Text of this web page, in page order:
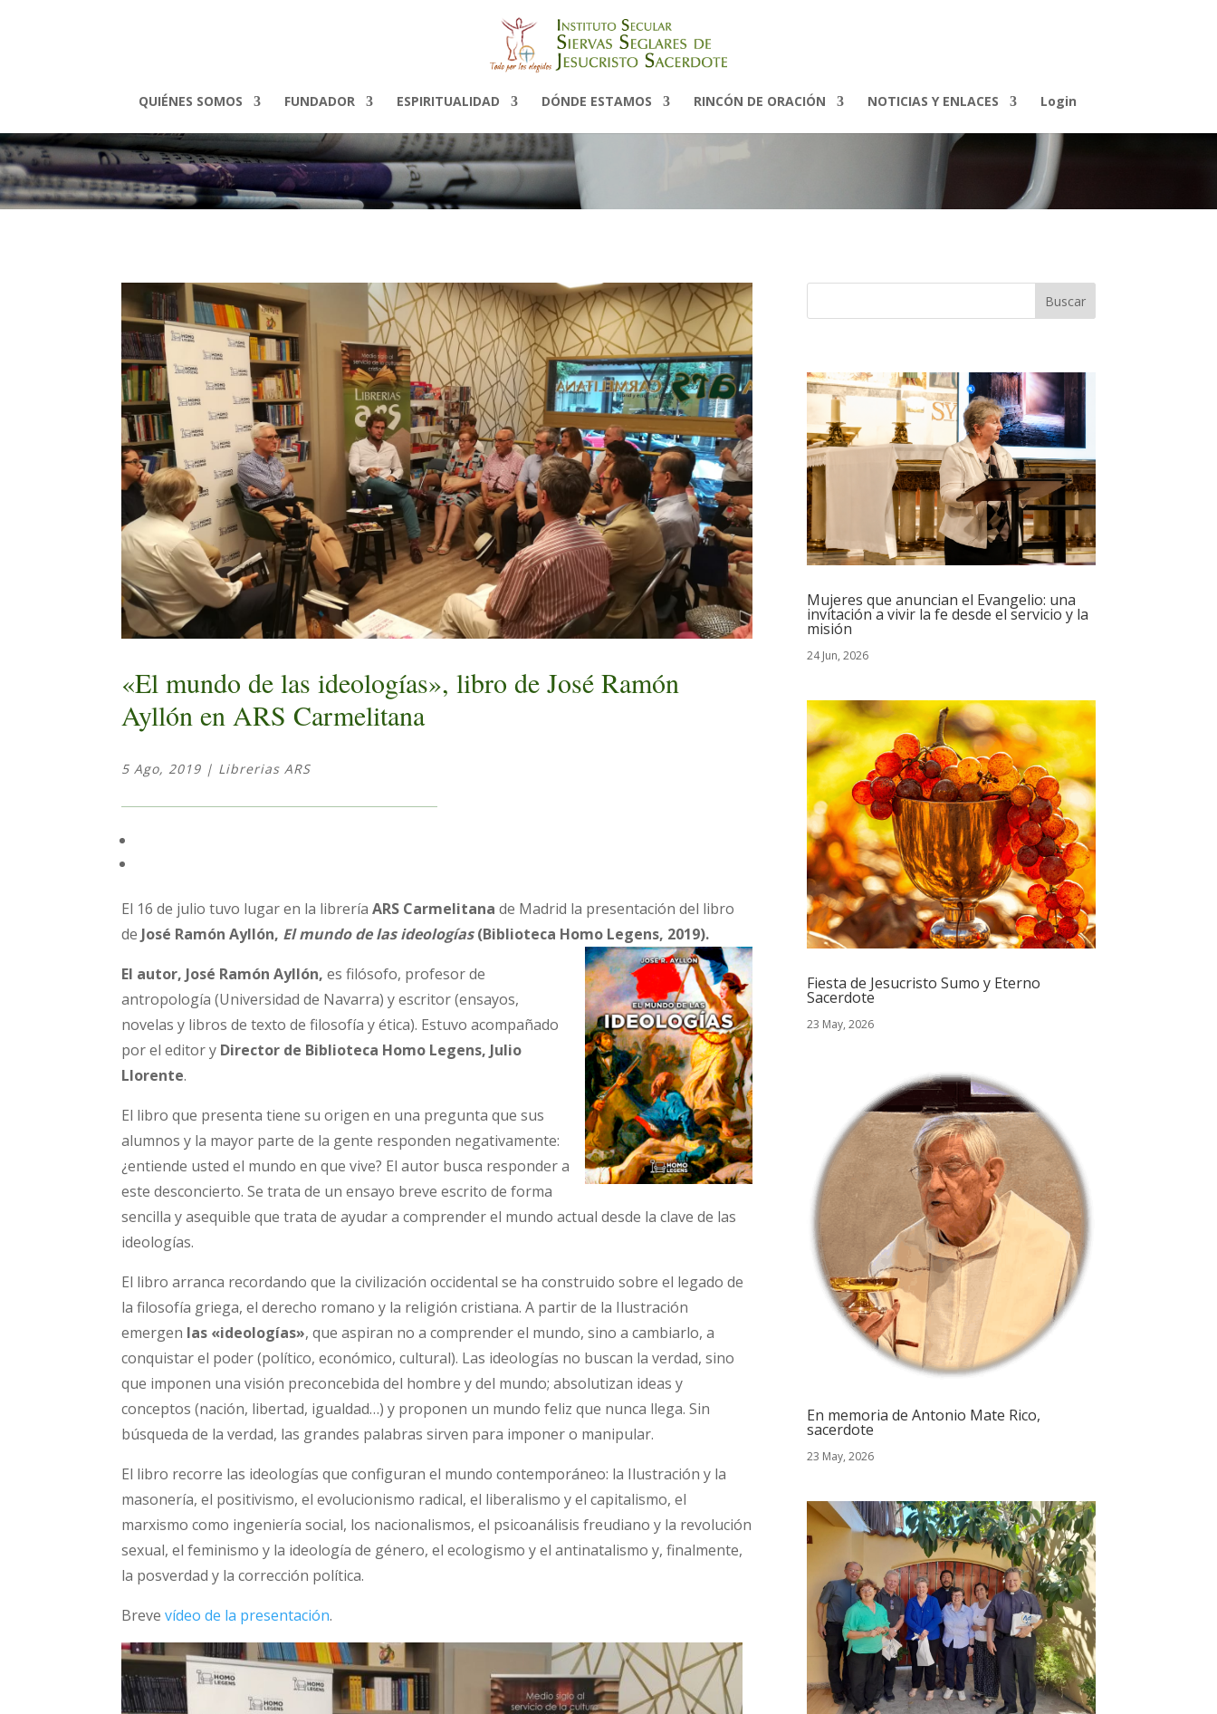
QUIÉNES SOMOS FUNDADOR ESPIRITUALIDAD DÓNDE ESTAMOS RINCÓN DE ORACIÓN NOTICIAS Y ENLACES Login
Noticias
«El mundo de las ideologías», libro de José Ramón
Ayllón en ARS Carmelitana
5 Ago, 2019 | Librerias ARS
El 16 de julio tuvo lugar en la libreríaARS Carmelitana de Madrid la presentación del libro
de José Ramón Ayllón, El mundo de las ideologías(Biblioteca Homo Legens, 2019).
El autor, José Ramón Ayllón, es filósofo, profesor de
antropología (Universidad de Navarra) y escritor (ensayos,
novelas y libros de texto de filosofía y ética). Estuvo acompañado
por el editor y Director de Biblioteca Homo Legens, Julio
Llorente.
El libro que presenta tiene su origen en una pregunta que sus
alumnos y la mayor parte de la gente responden negativamente:
¿entiende usted el mundo en que vive? El autor busca responder a
este desconcierto. Se trata de un ensayo breve escrito de forma
sencilla y asequible que trata de ayudar a comprender el mundo actual desde la clave de las
ideologías.
El libro arranca recordando que la civilización occidental se ha construido sobre el legado de
la filosofía griega, el derecho romano y la religión cristiana. A partir de la Ilustración
emergen las «ideologías», que aspiran no a comprender el mundo, sino a cambiarlo, a
conquistar el poder (político, económico, cultural). Las ideologías no buscan la verdad, sino
que imponen una visión preconcebida del hombre y del mundo; absolutizan ideas y
conceptos (nación, libertad, igualdad…) y proponen un mundo feliz que nunca llega. Sin
búsqueda de la verdad, las grandes palabras sirven para imponer o manipular.
El libro recorre las ideologías que configuran el mundo contemporáneo: la Ilustración y la
masonería, el positivismo, el evolucionismo radical, el liberalismo y el capitalismo, el
marxismo como ingeniería social, los nacionalismos, el psicoanálisis freudiano y la revolución
sexual, el feminismo y la ideología de género, el ecologismo y el antinatalismo y, finalmente,
la posverdad y la corrección política.
Brevevídeo de la presentación.
Mujeres que anuncian el Evangelio: una
invitación a vivir la fe desde el servicio y la
misión
24 Jun, 2026
Fiesta de Jesucristo Sumo y Eterno
Sacerdote
23 May, 2026
En memoria de Antonio Mate Rico,
sacerdote
23 May, 2026